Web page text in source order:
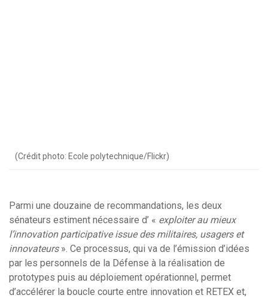
(Crédit photo: Ecole polytechnique/Flickr)
Parmi une douzaine de recommandations, les deux
sénateurs estiment nécessaire d’ « exploiter au mieux
l’innovation participative issue des militaires, usagers et
innovateurs». Ce processus, qui va de l’émission d’idées
par les personnels de la Défense à la réalisation de
prototypes puis au déploiement opérationnel, permet
d’accélérer la boucle courte entre innovation et RETEX et,